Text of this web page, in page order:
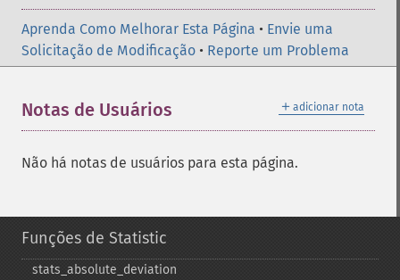
Aprenda Como Melhorar Esta Página • Envie uma
Solicitação de Modificação • Reporte um Problema
＋ adicionar nota
Notas de Usuários
Não há notas de usuários para esta página.
Funções de Statistic
stats_​absolute_​deviation